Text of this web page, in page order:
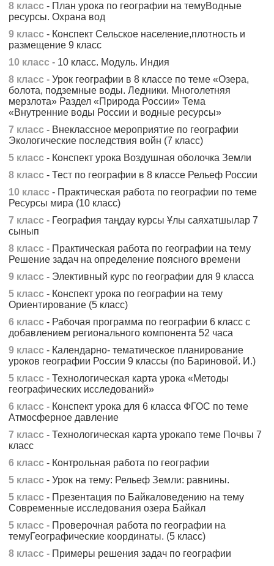
8 класс - План урока по географии на темуВодные
ресурсы. Охрана вод
9 класс - Конспект Сельское население,плотность и
размещение 9 класс
10 класс - 10 класс. Модуль. Индия
8 класс - Урок географии в 8 классе по теме «Озера,
болота, подземные воды. Ледники. Многолетняя
мерзлота» Раздел «Природа России» Тема
«Внутренние воды России и водные ресурсы»
7 класс - Внеклассное мероприятие по географии
Экологические последствия войн (7 класс)
5 класс - Конспект урока Воздушная оболочка Земли
8 класс - Тест по географии в 8 классе Рельеф России
10 класс - Практическая работа по географии по теме
Ресурсы мира (10 класс)
7 класс - География таңдау курсы Ұлы саяхатшылар 7
сынып
8 класс - Практическая работа по географии на тему
Решение задач на определение поясного времени
9 класс - Элективный курс по географии для 9 класса
5 класс - Конспект урока по географии на тему
Ориентирование (5 класс)
6 класс - Рабочая программа по географии 6 класс с
добавлением регионального компонента 52 часа
9 класс - Календарно- тематическое планирование
уроков географии России 9 классы (по Бариновой. И.)
5 класс - Технологическая карта урока «Методы
географических исследований»
6 класс - Конспект урока для 6 класса ФГОС по теме
Атмосферное давление
7 класс - Технологическая карта урокапо теме Почвы 7
класс
6 класс - Контрольная работа по географии
5 класс - Урок на тему: Рельеф Земли: равнины.
5 класс - Презентация по Байкаловедению на тему
Современные исследования озера Байкал
5 класс - Проверочная работа по географии на
темуГеографические координаты. (5 класс)
8 класс - Примеры решения задач по географии